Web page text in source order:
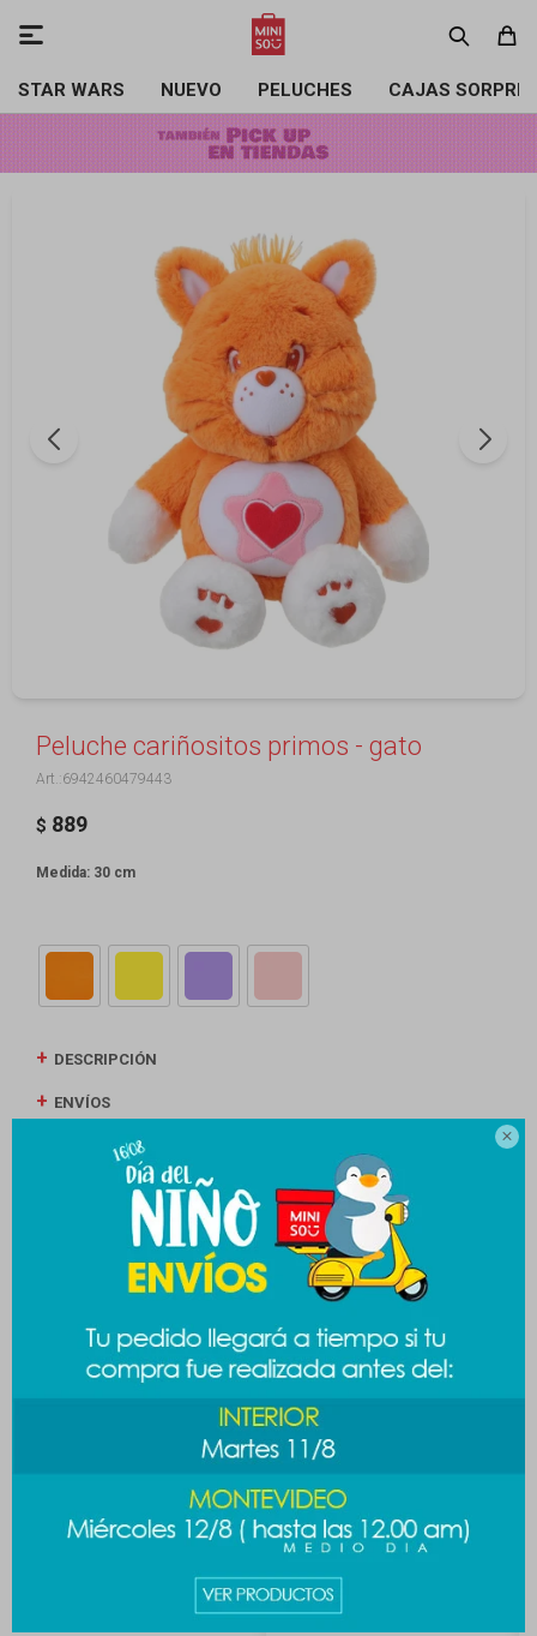

STAR WARS NUEVO PELUCHES CAJAS

Peluche cariñositos primos - gato
6942460479443
$ 889
Medida: 30 cm
DESCRIPCIÓN
ENVÍOS
CAMBIOS Y DEVOLUCIONES
MEDIOS DE PAGO
Productos que te pueden interesar